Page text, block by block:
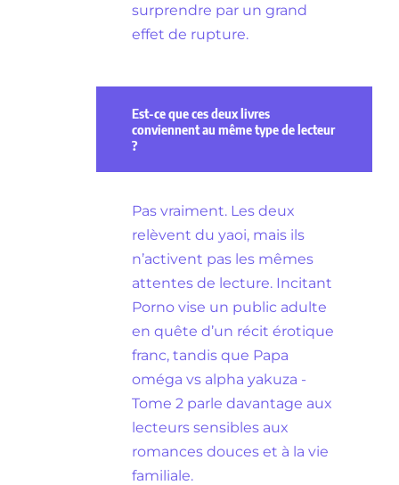
surprendre par un grand
effet de rupture.
Est-ce que ces deux livres
conviennent au même type de lecteur
?
Pas vraiment. Les deux
relèvent du yaoi, mais ils
n’activent pas les mêmes
attentes de lecture. Incitant
Porno vise un public adulte
en quête d’un récit érotique
franc, tandis que Papa
oméga vs alpha yakuza -
Tome 2 parle davantage aux
lecteurs sensibles aux
romances douces et à la vie
familiale.